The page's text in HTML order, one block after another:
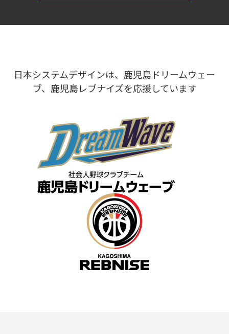
日本システムデザインは、鹿児島ドリームウェー
ブ、鹿児島レブナイズを応援しています